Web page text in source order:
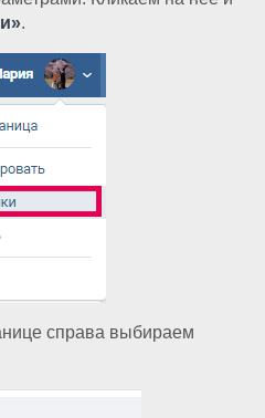
.
справа выбираем